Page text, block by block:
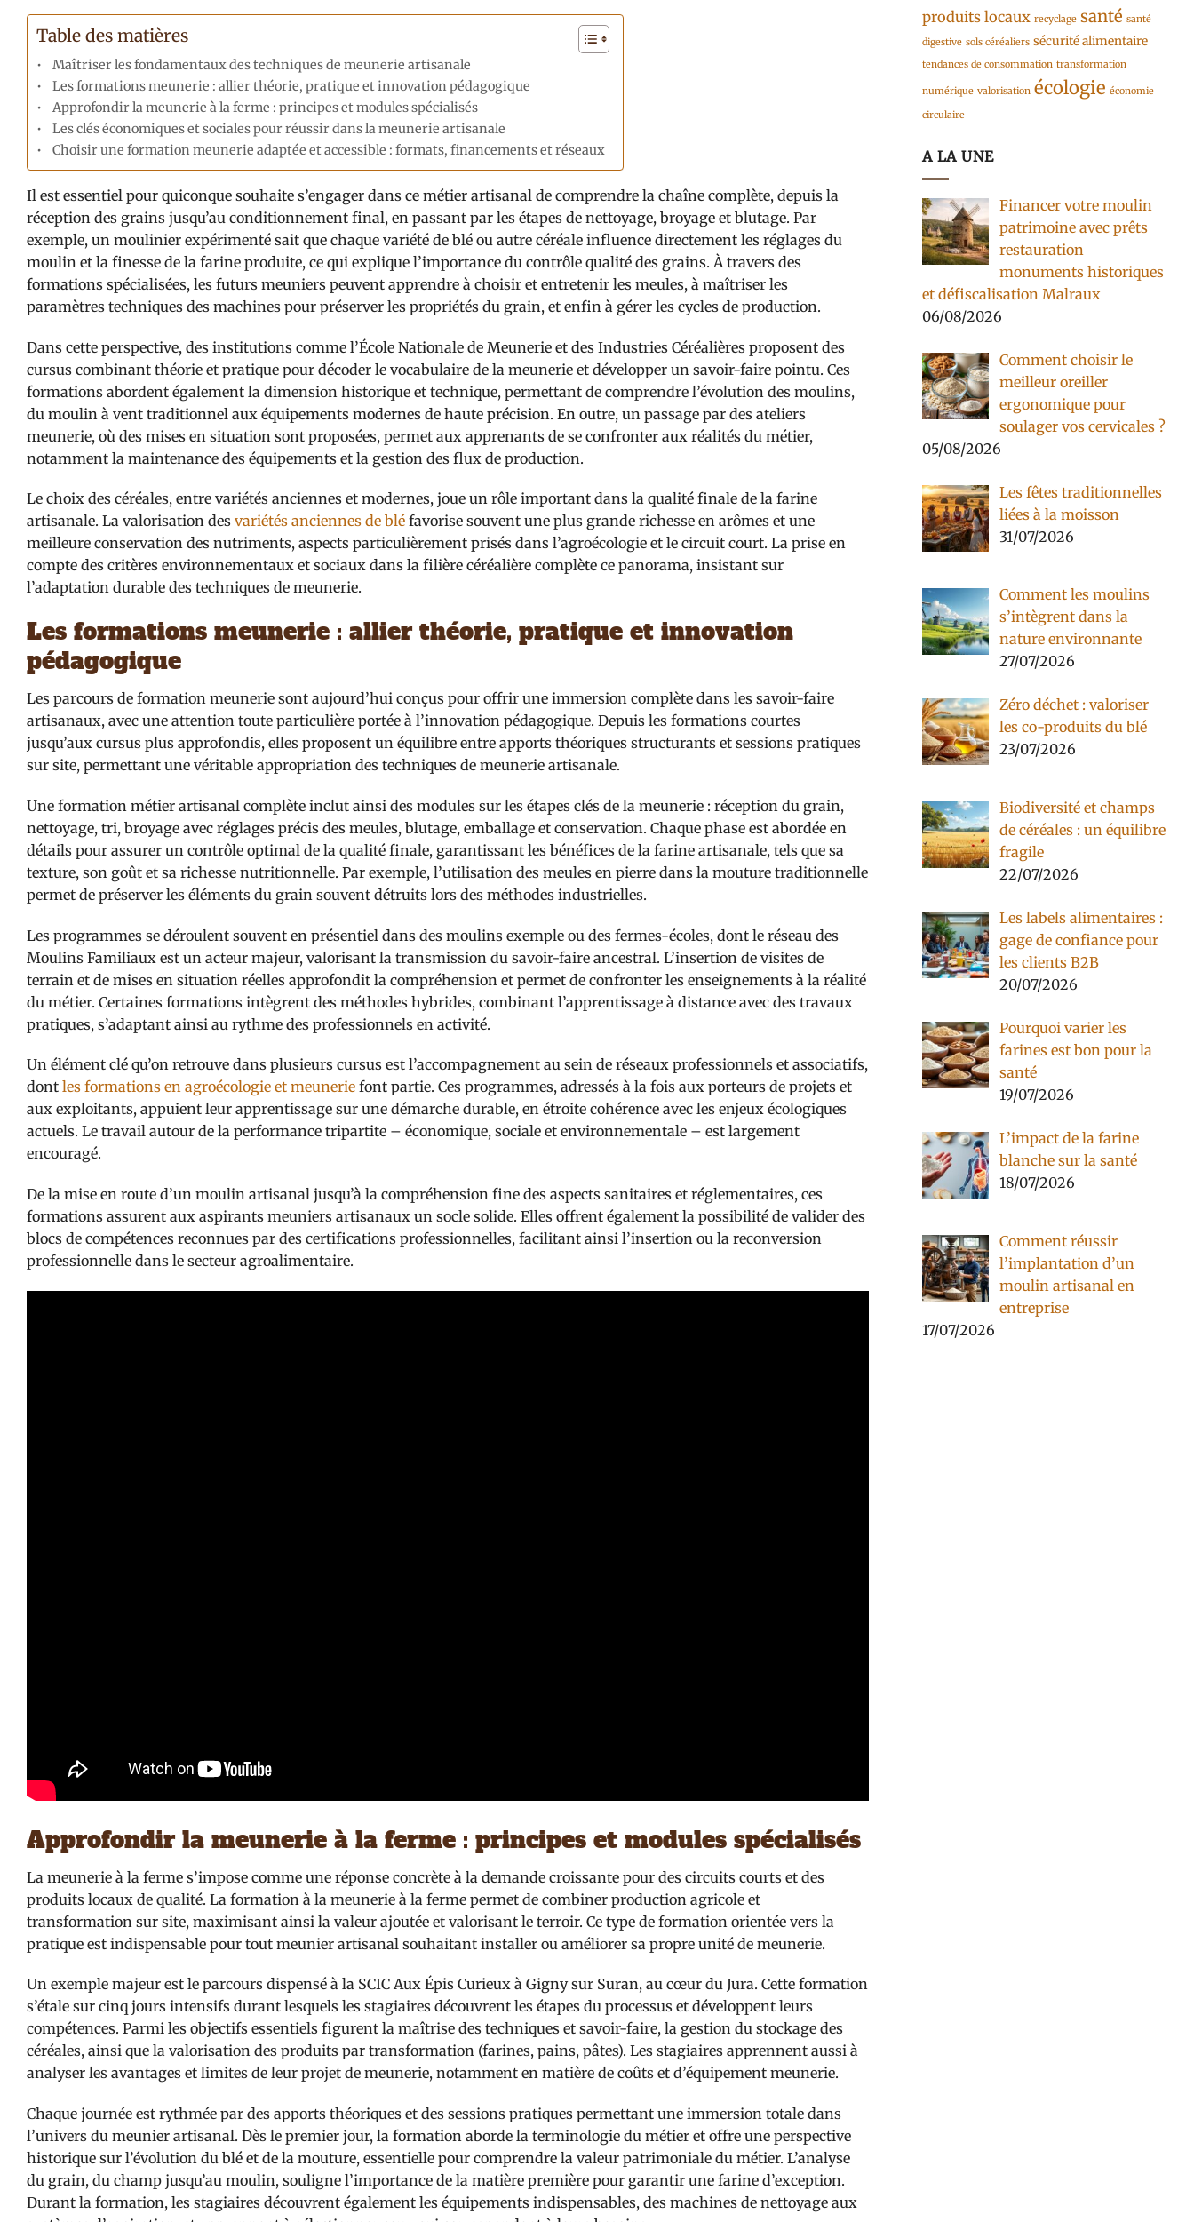
Table des matières
Maîtriser les fondamentaux des techniques de meunerie artisanale
Les formations meunerie : allier théorie, pratique et innovation pédagogique
Approfondir la meunerie à la ferme : principes et modules spécialisés
Les clés économiques et sociales pour réussir dans la meunerie artisanale
Choisir une formation meunerie adaptée et accessible : formats, financements et réseaux
Il est essentiel pour quiconque souhaite s’engager dans ce métier artisanal de comprendre la chaîne complète, depuis la
réception des grains jusqu’au conditionnement final, en passant par les étapes de nettoyage, broyage et blutage. Par
exemple, un moulinier expérimenté sait que chaque variété de blé ou autre céréale influence directement les réglages du
moulin et la finesse de la farine produite, ce qui explique l’importance du contrôle qualité des grains. À travers des
formations spécialisées, les futurs meuniers peuvent apprendre à choisir et entretenir les meules, à maîtriser les
paramètres techniques des machines pour préserver les propriétés du grain, et enfin à gérer les cycles de production.
Dans cette perspective, des institutions comme l’École Nationale de Meunerie et des Industries Céréalières proposent des
cursus combinant théorie et pratique pour décoder le vocabulaire de la meunerie et développer un savoir-faire pointu. Ces
formations abordent également la dimension historique et technique, permettant de comprendre l’évolution des moulins,
du moulin à vent traditionnel aux équipements modernes de haute précision. En outre, un passage par des ateliers
meunerie, où des mises en situation sont proposées, permet aux apprenants de se confronter aux réalités du métier,
notamment la maintenance des équipements et la gestion des flux de production.
Le choix des céréales, entre variétés anciennes et modernes, joue un rôle important dans la qualité finale de la farine
artisanale. La valorisation des variétés anciennes de blé favorise souvent une plus grande richesse en arômes et une
meilleure conservation des nutriments, aspects particulièrement prisés dans l’agroécologie et le circuit court. La prise en
compte des critères environnementaux et sociaux dans la filière céréalière complète ce panorama, insistant sur
l’adaptation durable des techniques de meunerie.
Les formations meunerie : allier théorie, pratique et innovation
pédagogique
Les parcours de formation meunerie sont aujourd’hui conçus pour offrir une immersion complète dans les savoir-faire
artisanaux, avec une attention toute particulière portée à l’innovation pédagogique. Depuis les formations courtes
jusqu’aux cursus plus approfondis, elles proposent un équilibre entre apports théoriques structurants et sessions pratiques
sur site, permettant une véritable appropriation des techniques de meunerie artisanale.
Une formation métier artisanal complète inclut ainsi des modules sur les étapes clés de la meunerie : réception du grain,
nettoyage, tri, broyage avec réglages précis des meules, blutage, emballage et conservation. Chaque phase est abordée en
détails pour assurer un contrôle optimal de la qualité finale, garantissant les bénéfices de la farine artisanale, tels que sa
texture, son goût et sa richesse nutritionnelle. Par exemple, l’utilisation des meules en pierre dans la mouture traditionnelle
permet de préserver les éléments du grain souvent détruits lors des méthodes industrielles.
Les programmes se déroulent souvent en présentiel dans des moulins exemple ou des fermes-écoles, dont le réseau des
Moulins Familiaux est un acteur majeur, valorisant la transmission du savoir-faire ancestral. L’insertion de visites de
terrain et de mises en situation réelles approfondit la compréhension et permet de confronter les enseignements à la réalité
du métier. Certaines formations intègrent des méthodes hybrides, combinant l’apprentissage à distance avec des travaux
pratiques, s’adaptant ainsi au rythme des professionnels en activité.
Un élément clé qu’on retrouve dans plusieurs cursus est l’accompagnement au sein de réseaux professionnels et associatifs,
dont les formations en agroécologie et meunerie font partie. Ces programmes, adressés à la fois aux porteurs de projets et
aux exploitants, appuient leur apprentissage sur une démarche durable, en étroite cohérence avec les enjeux écologiques
actuels. Le travail autour de la performance tripartite – économique, sociale et environnementale – est largement
encouragé.
De la mise en route d’un moulin artisanal jusqu’à la compréhension fine des aspects sanitaires et réglementaires, ces
formations assurent aux aspirants meuniers artisanaux un socle solide. Elles offrent également la possibilité de valider des
blocs de compétences reconnues par des certifications professionnelles, facilitant ainsi l’insertion ou la reconversion
professionnelle dans le secteur agroalimentaire.
Approfondir la meunerie à la ferme : principes et modules spécialisés
La meunerie à la ferme s’impose comme une réponse concrète à la demande croissante pour des circuits courts et des
produits locaux de qualité. La formation à la meunerie à la ferme permet de combiner production agricole et
transformation sur site, maximisant ainsi la valeur ajoutée et valorisant le terroir. Ce type de formation orientée vers la
pratique est indispensable pour tout meunier artisanal souhaitant installer ou améliorer sa propre unité de meunerie.
Un exemple majeur est le parcours dispensé à la SCIC Aux Épis Curieux à Gigny sur Suran, au cœur du Jura. Cette formation
s’étale sur cinq jours intensifs durant lesquels les stagiaires découvrent les étapes du processus et développent leurs
compétences. Parmi les objectifs essentiels figurent la maîtrise des techniques et savoir-faire, la gestion du stockage des
céréales, ainsi que la valorisation des produits par transformation (farines, pains, pâtes). Les stagiaires apprennent aussi à
analyser les avantages et limites de leur projet de meunerie, notamment en matière de coûts et d’équipement meunerie.
Chaque journée est rythmée par des apports théoriques et des sessions pratiques permettant une immersion totale dans
l’univers du meunier artisanal. Dès le premier jour, la formation aborde la terminologie du métier et offre une perspective
historique sur l’évolution du blé et de la mouture, essentielle pour comprendre la valeur patrimoniale du métier. L’analyse
du grain, du champ jusqu’au moulin, souligne l’importance de la matière première pour garantir une farine d’exception.
Durant la formation, les stagiaires découvrent également les équipements indispensables, des machines de nettoyage aux
produits locaux recyclage santé santé
digestive sols céréaliers sécurité alimentaire
tendances de consommation transformation
numérique valorisation écologie économie
circulaire
A LA UNE
Financer votre moulin
patrimoine avec prêts
restauration
monuments historiques
et défiscalisation Malraux
06/08/2026
Comment choisir le
meilleur oreiller
ergonomique pour
soulager vos cervicales ?
05/08/2026
Les fêtes traditionnelles
liées à la moisson
31/07/2026
Comment les moulins
s’intègrent dans la
nature environnante
27/07/2026
Zéro déchet : valoriser
les co-produits du blé
23/07/2026
Biodiversité et champs
de céréales : un équilibre
fragile
22/07/2026
Les labels alimentaires :
gage de confiance pour
les clients B2B
20/07/2026
Pourquoi varier les
farines est bon pour la
santé
19/07/2026
L’impact de la farine
blanche sur la santé
18/07/2026
Comment réussir
l’implantation d’un
moulin artisanal en
entreprise
17/07/2026